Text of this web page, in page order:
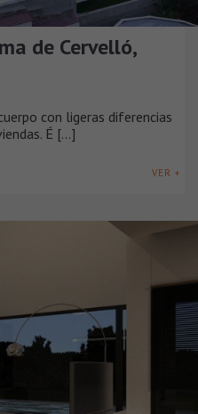
de Cervelló,
con ligeras diferencias
É [...]
VER +